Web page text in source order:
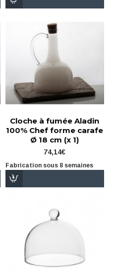
Cloche à fumée Aladin
100% Chef forme carafe
Ø 18 cm (x 1)
74,14€
Fabrication sous 8 semaines